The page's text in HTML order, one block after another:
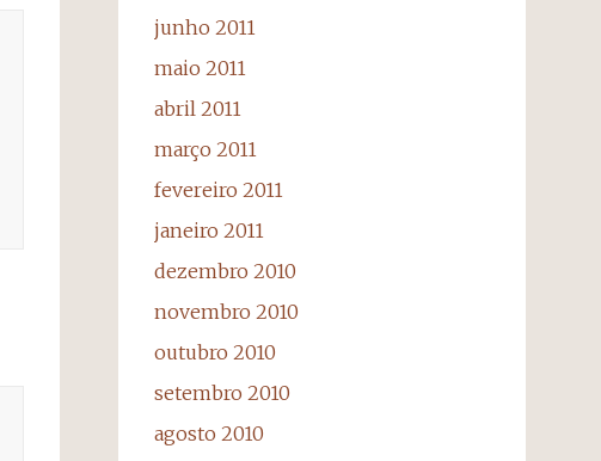
junho 2011
maio 2011
abril 2011
março 2011
fevereiro 2011
janeiro 2011
dezembro 2010
novembro 2010
outubro 2010
setembro 2010
agosto 2010